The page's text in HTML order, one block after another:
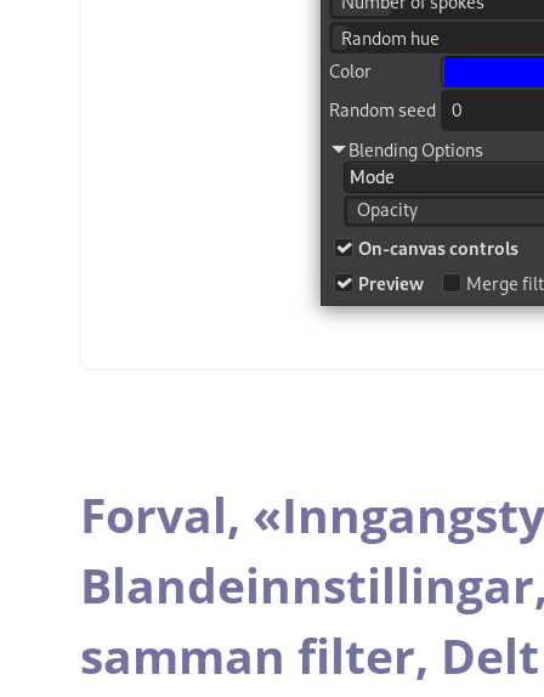
Forval, «
samman filter,